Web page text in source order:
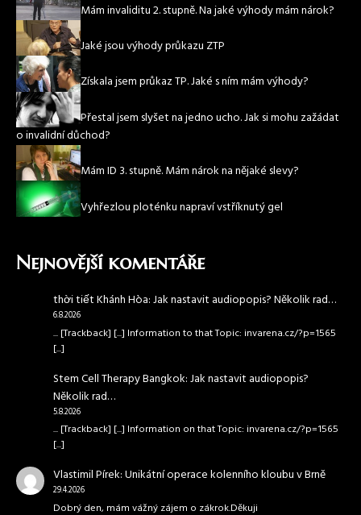
Mám invaliditu 2. stupně. Na jaké výhody mám nárok?
Jaké jsou výhody průkazu ZTP
Získala jsem průkaz TP. Jaké s ním mám výhody?
Přestal jsem slyšet na jedno ucho. Jak si mohu zažádat
o invalidní důchod?
Mám ID 3. stupně. Mám nárok na nějaké slevy?
Vyhřezlou ploténku napraví vstříknutý gel
Nejnovější komentáře
thời tiết Khánh Hòa:Jak nastavit audiopopis? Několik rad…
6.8.2026
... [Trackback] [...] Information to that Topic: invarena.cz/?p=1565
[...]
Stem Cell Therapy Bangkok:Jak nastavit audiopopis?
Několik rad…
5.8.2026
... [Trackback] [...] Information on that Topic: invarena.cz/?p=1565
[...]
Vlastimil Pírek:Unikátní operace kolenního kloubu v Brně
29.4.2026
Dobrý den, mám vážný zájem o zákrok.Děkuji